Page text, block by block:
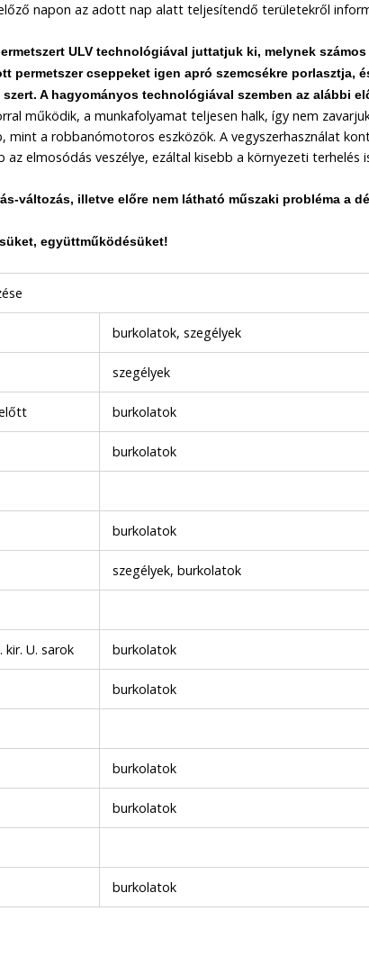
napon az adott nap alatt teljesítendő területekről
ULV technológiával juttatjuk ki, melynek
permetszer cseppeket igen apró szemcsékre porlasztja,
A hagyományos technológiával szemben az alábbi
működik, a munkafolyamat teljesen halk, így nem
mint a robbanómotoros eszközök. A vegyszerhasználat
az elmosódás veszélye, ezáltal kisebb a környezeti terhelés
változás, illetve előre nem látható műszaki probléma a
együttműködésüket!
burkolatok, szegélyek
szegélyek
burkolatok
burkolatok
burkolatok
szegélyek, burkolatok
kir. U. sarok burkolatok
burkolatok
burkolatok
burkolatok
burkolatok